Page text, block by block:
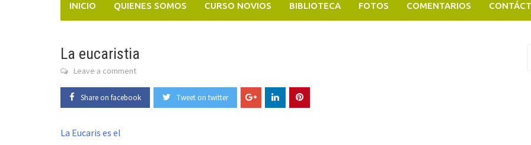
INICIO QUIENES SOMOS CURSO NOVIOS BIBLIOTECA FOTOS COMENTARIOS
La eucaristia
Leave a comment
Share on facebook Tweet on twitter
La Eucaris es el